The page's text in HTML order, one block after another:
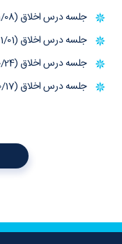
جلسه درس اخلاق (1404/11/08)
جلسه درس اخلاق (1404/11/01)
جلسه درس اخلاق (1404/10/24)
جلسه درس اخلاق (1404/10/17)